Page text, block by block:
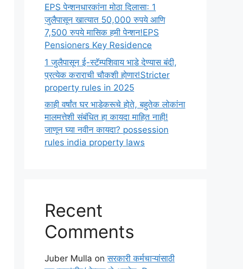
EPS पेन्शनधारकांना मोठा दिलासा: 1
जुलैपासून खात्यात 50,000 रुपये आणि
7,500 रुपये मासिक हमी पेन्शन!EPS
Pensioners Key Residence
1 जुलैपासून ई-स्टॅम्पशिवाय भाडे देण्यास बंदी,
प्रत्येक कराराची चौकशी होणार!Stricter
property rules in 2025
काही वर्षांत घर भाडेकरूचे होते, बहुतेक लोकांना
मालमत्तेशी संबंधित हा कायदा माहित नाही!
जाणून घ्या नवीन कायदा? possession
rules india property laws
Recent
Comments
Juber Mulla onसरकारी कर्मचाऱ्यांसाठी